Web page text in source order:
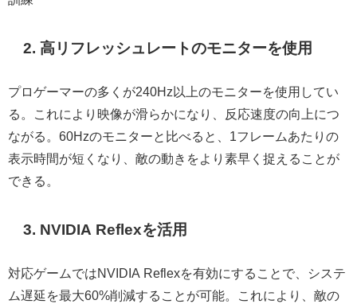
2. 高リフレッシュレートのモニターを使用
プロゲーマーの多くが240Hz以上のモニターを使用してい
る。これにより映像が滑らかになり、反応速度の向上につ
ながる。60Hzのモニターと比べると、1フレームあたりの
表示時間が短くなり、敵の動きをより素早く捉えることが
できる。
3. NVIDIA Reflexを活用
対応ゲームではNVIDIA Reflexを有効にすることで、システ
ム遅延を最大60%削減することが可能。これにより、敵の